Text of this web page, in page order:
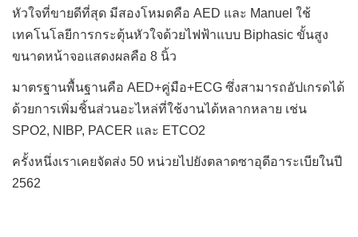
หัวใจที่ขายดีที่สุด มีสองโหมดคือ AED และ Manuel ใช้
เทคโนโลยีการกระตุ้นหัวใจด้วยไฟฟ้าแบบ Biphasic ขั้นสูง
ขนาดหน้าจอแสดงผลคือ 8 นิ้ว
มาตรฐานพื้นฐานคือ AED+คู่มือ+ECG ซึ่งสามารถอัปเกรดได้
ด้วยการเพิ่มชิ้นส่วนอะไหล่ที่ใช้งานได้หลากหลาย เช่น
SPO2, NIBP, PACER และ ETCO2
ครั้งหนึ่งเราเคยจัดส่ง 50 หน่วยไปยังตลาดซาอุดีอาระเบียในปี
2562